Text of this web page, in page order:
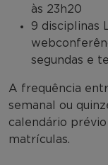
às 23h20
9 disciplinas
segundas e
A frequência
semanal ou
calendário
matrículas.